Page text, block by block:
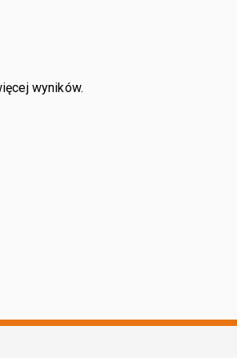
wyników.